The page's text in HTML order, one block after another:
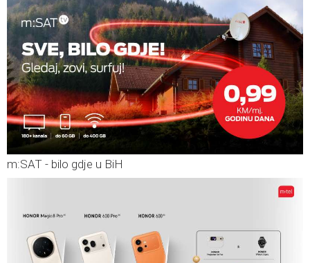
m:SAT - bilo gdje u BiH